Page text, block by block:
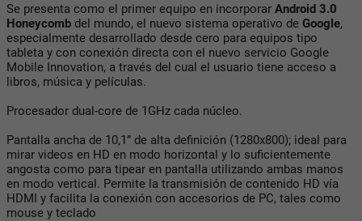
Se presenta como el primer equipo en incorporar Android 3.0
Honeycomb del mundo, el nuevo sistema operativo de Google,
especialmente desarrollado desde cero para equipos tipo
tableta y con conexión directa con el nuevo servicio Google
Mobile Innovation, a través del cual el usuario tiene acceso a
libros, música y películas.
Procesador dual-core de 1GHz cada núcleo.
Pantalla ancha de 10,1” de alta definición (1280x800); ideal para
mirar videos en HD en modo horizontal y lo suficientemente
angosta como para tipear en pantalla utilizando ambas manos
en modo vertical. Permite la transmisión de contenido HD vía
HDMI y facilita la conexión con accesorios de PC, tales como
mouse y teclado